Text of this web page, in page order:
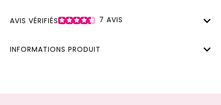
AVIS VÉRIFIÉS 7 AVIS
INFORMATIONS PRODUIT